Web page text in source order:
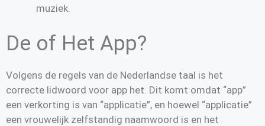
muziek.
De of Het App?
Volgens de regels van de Nederlandse taal is het
correcte lidwoord voor app het. Dit komt omdat “app”
een verkorting is van “applicatie”, en hoewel “applicatie”
een vrouwelijk zelfstandig naamwoord is en het